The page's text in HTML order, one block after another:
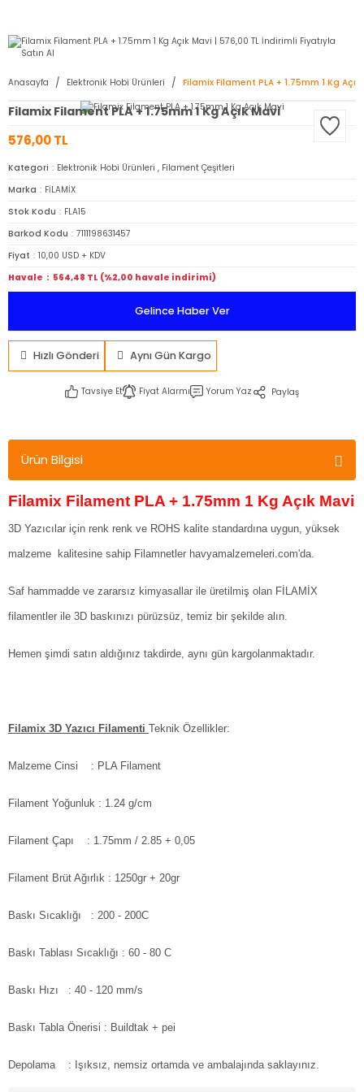
Anasayfa Elektronik Hobi Ürünleri Filamix Filament PLA + 1.75mm 1 Kg
Filamix Filament PLA + 1.75mm 1 Kg Açık Mavi
576,00 TL
Kategori Elektronik Hobi Ürünleri , Filament Çeşitleri
Marka
FİLAMİX
Stok Kodu
FLA15
Barkod Kodu
7111198631457
Fiyat
10,00 USD + KDV
Havale
564,48 TL (%2,00 havale indirimi)
Gelince Haber Ver
Hızlı Gönderi Aynı Gün Kargo
Tavsiye Et Fiyat Alarmı Yorum Yaz Paylaş
Ürün Bilgisi
Filamix Filament PLA + 1.75mm 1 Kg Açık Mavi
3D Yazıcılar için renk renk ve ROHS kalite standardına uygun, yüksek
malzeme kalitesine sahip Filamnetler havyamalzemeleri.com'da.
Saf hammadde ve zararsız kimyasallar ile üretilmiş olan FİLAMİX
filamentler ile 3D baskınızı pürüzsüz, temiz bir şekilde alın.
Hemen şimdi satın aldığınız takdirde, aynı gün kargolanmaktadır.
Filamix 3D Yazıcı Filamenti Teknik Özellikler:
Malzeme Cinsi : PLA Filament
Filament Yoğunluk : 1.24 g/cm
Filament Çapı : 1.75mm / 2.85 + 0,05
Filament Brüt Ağırlık : 1250gr + 20gr
Baskı Sıcaklığı : 200 - 200C
Baskı Tablası Sıcaklığı : 60 - 80 C
Baskı Hızı : 40 - 120 mm/s
Baskı Tabla Önerisi : Buildtak + pei
Depolama : Işıksız, nemsiz ortamda ve ambalajında saklayınız.